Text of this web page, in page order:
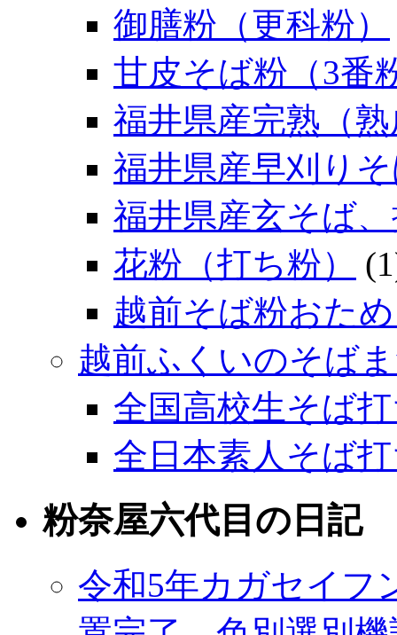
御膳粉（更科粉）
甘皮そば粉（3番
福井県産完熟（
福井県産早刈り
福井県産玄そば
花粉（打ち粉）
越前そば粉おた
越前ふくいのそば
全国高校生そば
全日本素人そば
粉奈屋六代目の日記
令和5年カガセイフ